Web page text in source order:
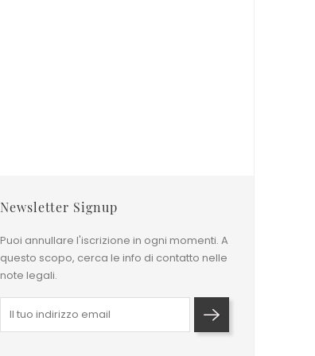
Newsletter Signup
Puoi annullare l'iscrizione in ogni momenti. A
questo scopo, cerca le info di contatto nelle
note legali.